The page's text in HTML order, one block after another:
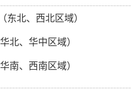
东北、西北区域）
、华中区域）
、西南区域）